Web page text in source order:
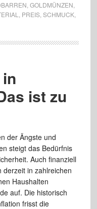
GOLDMÜNZEN
PREIS, SCHMUCK,
ist zu
der Ängste und
steigt das Bedürfnis
Auch finanziell
derzeit in zahlreichen
Haushalten
auf. Die historisch
frisst die